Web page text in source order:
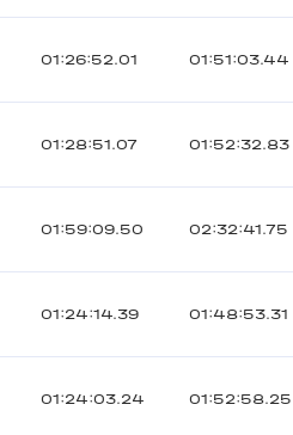
01:26:52.01 01:51:03.44
01:28:51.07 01:52:32.83
01:59:09.50 02:32:41.75
01:24:14.39 01:48:53.31
01:24:03.24 01:52:58.25